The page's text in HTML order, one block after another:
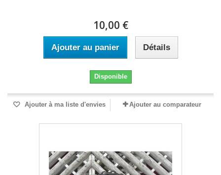
10,00 €
Ajouter au panier Détails
Disponible
Ajouter à ma liste d'envies Ajouter au comparateur